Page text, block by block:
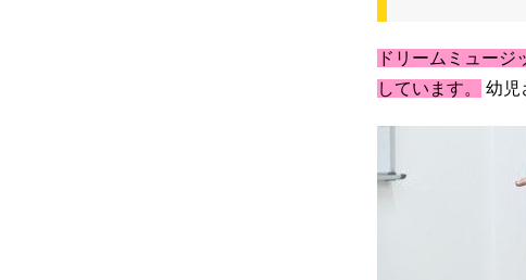
ドリームミュー
しています。
幼児